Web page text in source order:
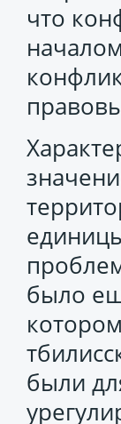
что
было
были